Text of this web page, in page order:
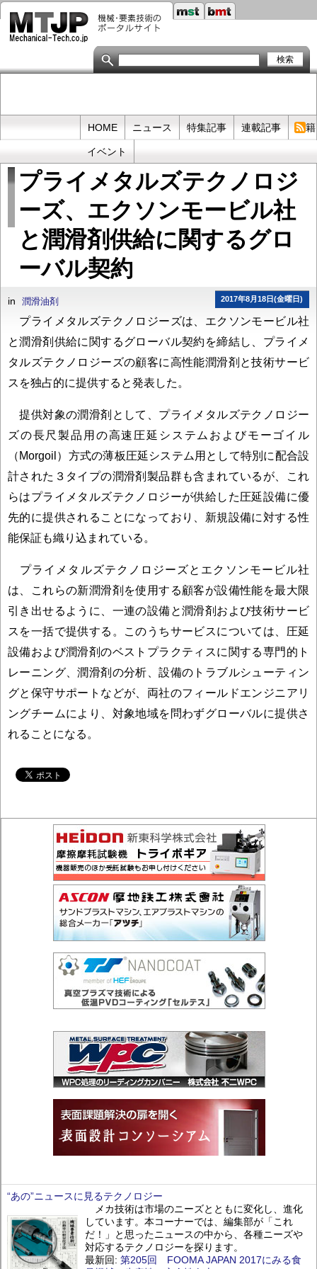
メ
イ
テ
HOME ニュース 特集記事 連載記事 書
イベント
プライメタルズテクノロジ
ーズ、エクソンモービル社
と潤滑剤供給に関するグロ
ーバル契約
2017年8月18日(金曜日)
in 潤滑油剤
プライメタルズテクノロジーズは、エクソンモービル社
と潤滑剤供給に関するグローバル契約を締結し、プライメ
タルズテクノロジーズの顧客に高性能潤滑剤と技術サービ
スを独占的に提供すると発表した。
提供対象の潤滑剤として、プライメタルズテクノロジー
ズの長尺製品用の高速圧延システムおよびモーゴイル
（Morgoil）方式の薄板圧延システム用として特別に配合設
計された３タイプの潤滑剤製品群も含まれているが、これ
らはプライメタルズテクノロジーが供給した圧延設備に優
先的に提供されることになっており、新規設備に対する性
能保証も織り込まれている。
プライメタルズテクノロジーズとエクソンモービル社
は、これらの新潤滑剤を使用する顧客が設備性能を最大限
引き出せるように、一連の設備と潤滑剤および技術サービ
スを一括で提供する。このうちサービスについては、圧延
設備および潤滑剤のベストプラクティスに関する専門的ト
レーニング、潤滑剤の分析、設備のトラブルシューティン
グと保守サポートなどが、両社のフィールドエンジニアリ
ングチームにより、対象地域を問わずグローバルに提供さ
れることになる。
“あの”ニュースに見るテクノロジー
メカ技術は市場のニーズとともに変化し、進化
しています。本コーナーでは、編集部が「これ
だ！」と思ったニュースの中から、各種ニーズや
対応するテクノロジーを探ります。
最新回: 第205回 FOOMA JAPAN 2017にみる食